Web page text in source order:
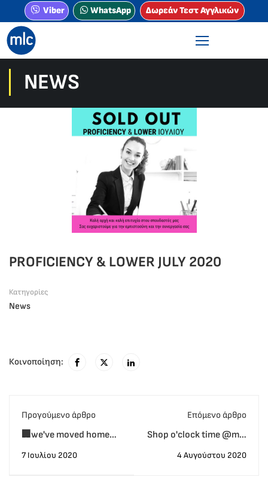
Viber WhatsApp Δωρεάν Τεστ Αγγλικών
NEWS
PROFICIENCY & LOWER JULY 2020
Κατηγορίες
News
Κοινοποίηση:
Προγούμενο άρθρο
🏢we've moved home
excited ☺️ ☺️
7 Ιουλίου 2020
Eπόμενο άρθρο
Shop o'clock time @mlc
4 Αυγούστου 2020